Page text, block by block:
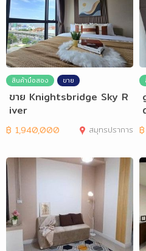
สินค้ามือสอง ขาย
ขาย Knightsbridge Sky R
iver
฿ 1,940,000 สมุทรปราการ ฿